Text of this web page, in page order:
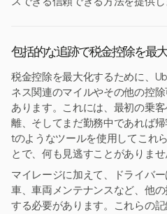
包括的な追跡で税金控除を最
税金控除を最大化するために、
ネス関連のマイルやその他の控
あります。これには、最初の乗
離、そしてまだ勤務中であれば
tのようなツールを使用してこれ
とで、何も見逃すことがありませ
マイレージに加えて、ドライバ
車、車両メンテナンスなど、他
する必要があります。これらの